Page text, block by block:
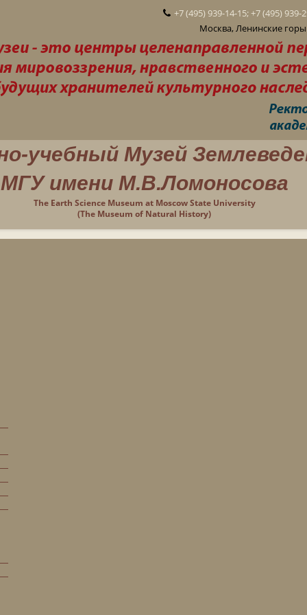
+7 (495) 939-14-15; +7 (495) 939-
Москва, Ленинские
учебный Музей
МГУ имени М.В.Ломоносова
The Earth Science Museum at Moscow State University
(The Museum of Natural History)